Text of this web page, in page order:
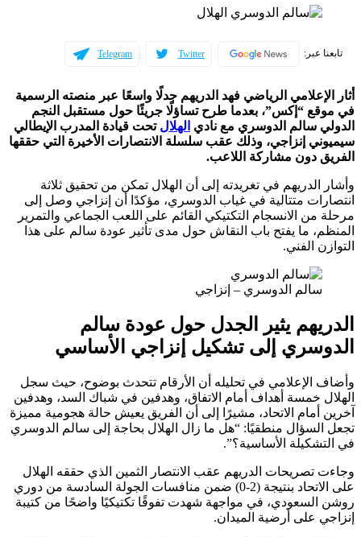
Twitter
Telegram
الرياضي فهد الدريهم جدلًا واسعًا عبر منصته الرسمية
“إكس”، بعدما طرح تساؤلًا جريئًا حول مستقبل النجم
سالم الدوسري مع ناديالهلالتحت قيادة المدرب الإيطالي
إنزاجي، وذلك عقب سلسلة الانتصارات الأخيرة التي حققها
دون مشاركة اللاعب.
في تغريدته إلى أن الهلال تمكن من تحقيق ثلاثة
متتالية في غياب الدوسري، مؤكدًا أن إنزاجي وصل إلى
الانسجام التكتيكي القائم على اللعب الجماعي والتمرير
ما يفتح باب النقاش حول مدى تأثير عودة سالم على هذا
الفني.
الدوسري – إنزاجي
يثير الجدل حول عودة سالم
إلى تشكيل إنزاجي الأساسي
في تحليله أن الأرقام تتحدث بوضوح، حيث سجل
خمسة أهداف أمام الاتفاق، وهدفين في شباك السد، وهدفين
الاتحاد، مشيرًا إلى أن الفريق يعيش حالة هجومية مميزة
منطقيًا: “هل ما زال الهلال بحاجة إلى سالم الدوسري
الأساسية؟”.
الدريهم عقب الانتصار الثمين الذي حققه الهلال
على الاتحاد بنتيجة (2-0) ضمن منافسات الجولة السادسة من دوري
في مواجهة شهدت تفوقًا تكتيكيًا واضحًا من كتيبة
على أرضية الميدان.